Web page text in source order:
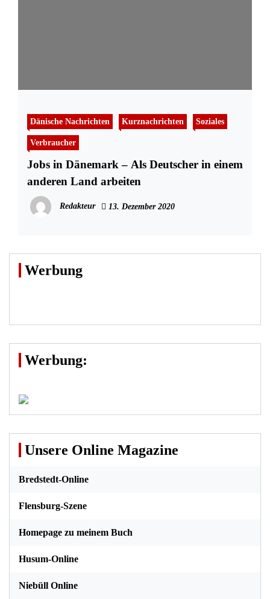
Dänische Nachrichten Kurznachrichten Soziales
Verbraucher
Jobs in Dänemark – Als Deutscher in einem
anderen Land arbeiten
Redakteur 13. Dezember 2020
Werbung
Werbung:
Unsere Online Magazine
Bredstedt-Online
Flensburg-Szene
Homepage zu meinem Buch
Husum-Online
Niebüll Online